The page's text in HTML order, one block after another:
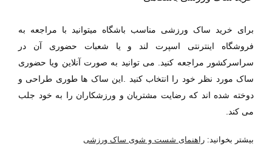
برای خرید ساک ورزشی مناسب باشگاه میتوانید با مراجعه به
فروشگاه اینترنتی اسپرت لند و یا شعبات حضوری آن در
سراسرکشور مراجعه کنید. می توانید به صورت آنلاین ویا حضوری
ساک مورد نظر خود را انتخاب کنید .این ساک ها طوری طراحی و
دوخته شده اند که رضایت مشتریان و ورزشکاران را به خود جلب
می کند.
بیشتر بخوانید: راهنمای شست و شوی ساک ورزشی